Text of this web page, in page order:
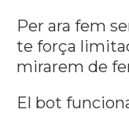
Per ara fem
te força
mirarem de
El bot